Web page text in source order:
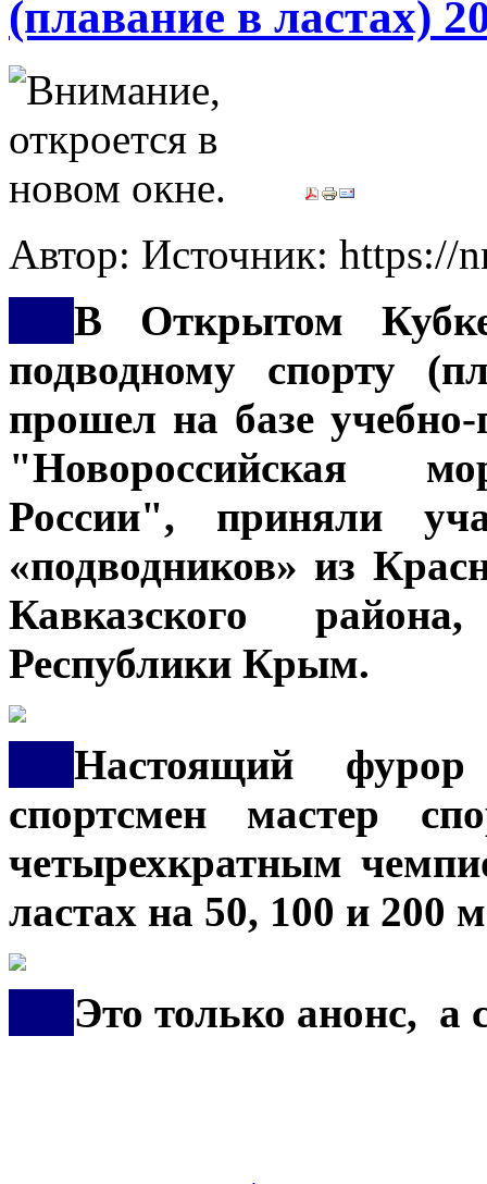
(плавание в ластах)
Автор: Источник: https://
В Открытом
подводному спорту
прошел на базе
"Новороссийская
России", приняли
«подводников» из
Кавказского
Республики Крым.
Настоящий фурор
спортсмен мастер
четырехкратным
ластах на 50, 100 и 200
Это только анонс, а